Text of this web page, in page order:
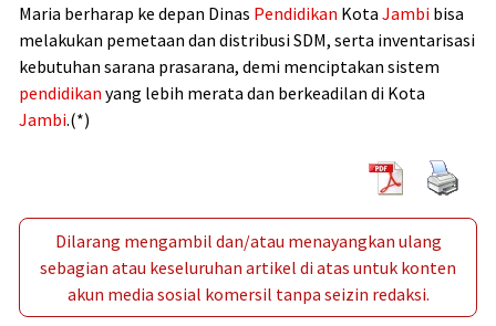
Maria berharap ke depan Dinas Pendidikan Kota Jambi bisa
melakukan pemetaan dan distribusi SDM, serta inventarisasi
kebutuhan sarana prasarana, demi menciptakan sistem
pendidikan yang lebih merata dan berkeadilan di Kota
Jambi.(*)
Dilarang mengambil dan/atau menayangkan ulang
sebagian atau keseluruhan artikel di atas untuk konten
akun media sosial komersil tanpa seizin redaksi.